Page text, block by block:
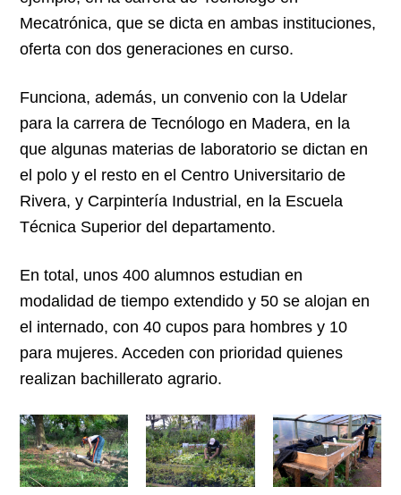
Mecatrónica, que se dicta en ambas instituciones,
oferta con dos generaciones en curso.
Funciona, además, un convenio con la Udelar
para la carrera de Tecnólogo en Madera, en la
que algunas materias de laboratorio se dictan en
el polo y el resto en el Centro Universitario de
Rivera, y Carpintería Industrial, en la Escuela
Técnica Superior del departamento.
En total, unos 400 alumnos estudian en
modalidad de tiempo extendido y 50 se alojan en
el internado, con 40 cupos para hombres y 10
para mujeres. Acceden con prioridad quienes
realizan bachillerato agrario.